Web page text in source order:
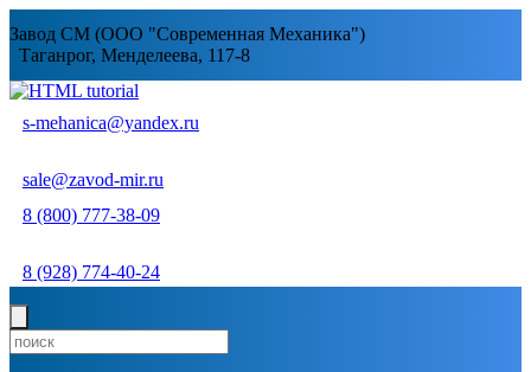
Завод СМ (ООО "Современная Механика")
Таганрог, Менделеева, 117-8
s-mehanica@yandex.ru
sale@zavod-mir.ru
8 (800) 777-38-09
8 (928) 774-40-24